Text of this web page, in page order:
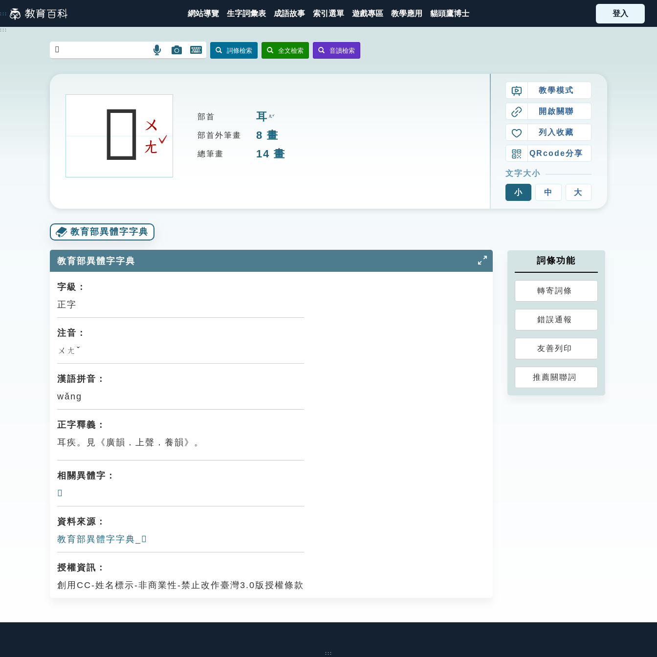
到
主
::: 網站導覽 生字詞彙表 成語故事 索引選單 遊戲專區 教學應用 貓頭鷹博士 登入
:::
語
搜
圖
圖
搜
開
鍵
詞條檢索 全文檢索 音讀檢索
𦖉ㄨ
ㄤ
ˇ
部首 耳 ㄦˇ
部首外筆畫 8 畫
總筆畫 14 畫
教學模式
開啟關聯
列入收藏
QRcode分享
文字大小
小 中 大
教育部異體字字典
教育部異體字字典
字級：
正字
注音：
ㄨㄤˇ
漢語拼音：
wǎng
正字釋義：
耳疾。見《廣韻．上聲．養韻》。
相關異體字：
𦕋
資料來源：
教育部異體字字典_𦖉
授權資訊：
創用CC-姓名標示-非商業性-禁止改作臺灣3.0版授權條款
詞條功能
轉寄詞條
錯誤通報
友善列印
推薦關聯詞
:::